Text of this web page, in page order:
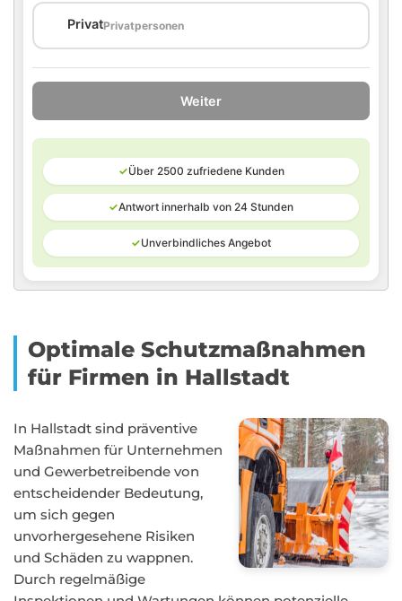
PrivatPrivatpersonen
Weiter
✓Über 2500 zufriedene Kunden
✓Antwort innerhalb von 24 Stunden
✓Unverbindliches Angebot
Optimale Schutzmaßnahmen
für Firmen in Hallstadt
In Hallstadt sind präventive
Maßnahmen für Unternehmen
und Gewerbetreibende von
entscheidender Bedeutung,
um sich gegen
unvorhergesehene Risiken
und Schäden zu wappnen.
Durch regelmäßige